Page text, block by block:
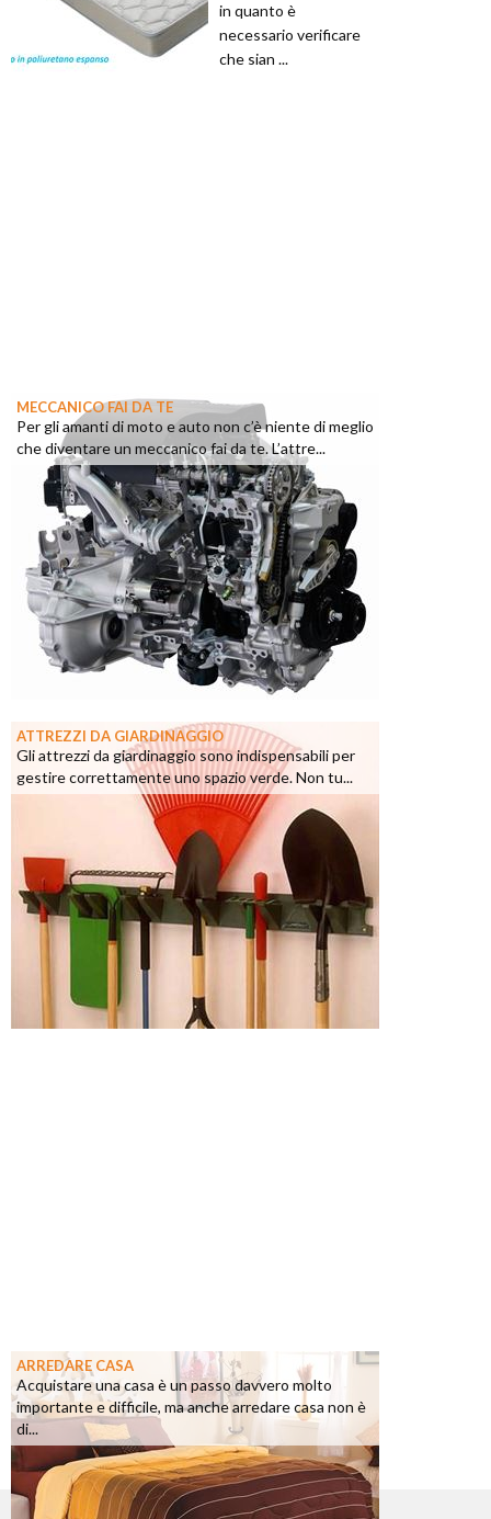
in quanto è
necessario verificare
che sian ...
MECCANICO FAI DA TE
Per gli amanti di moto e auto non c’è niente di meglio
che diventare un meccanico fai da te. L’attre...
ATTREZZI DA GIARDINAGGIO
Gli attrezzi da giardinaggio sono indispensabili per
gestire correttamente uno spazio verde. Non tu...
ARREDARE CASA
Acquistare una casa è un passo davvero molto
importante e difficile, ma anche arredare casa non è
di...